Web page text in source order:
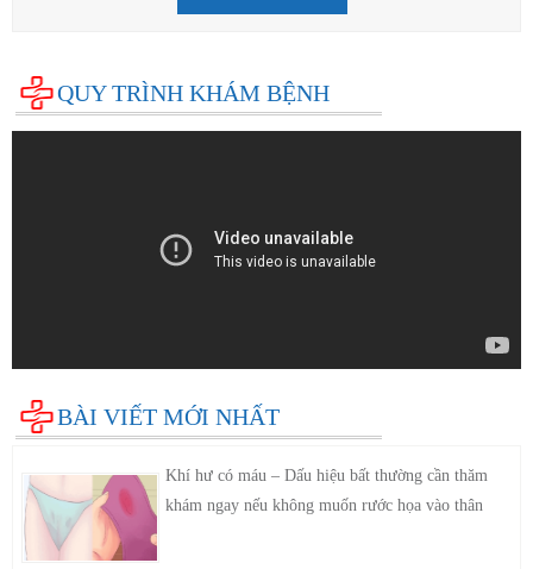
QUY TRÌNH KHÁM BỆNH
BÀI VIẾT MỚI NHẤT
Khí hư có máu – Dấu hiệu bất thường cần thăm
khám ngay nếu không muốn rước họa vào thân